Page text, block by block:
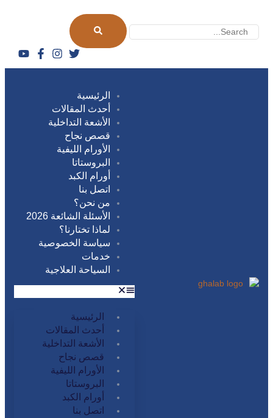
الرئيسية
أحدث المقالات
الأشعة التداخلية
قصص نجاح
الأورام الليفية
البروستاتا
أورام الكبد
اتصل بنا
من نحن؟
الأسئلة الشائعة 2026
لماذا تختارنا؟
سياسة الخصوصية
خدمات
السياحة العلاجية
الرئيسية
أحدث المقالات
الأشعة التداخلية
قصص نجاح
الأورام الليفية
البروستاتا
أورام الكبد
اتصل بنا